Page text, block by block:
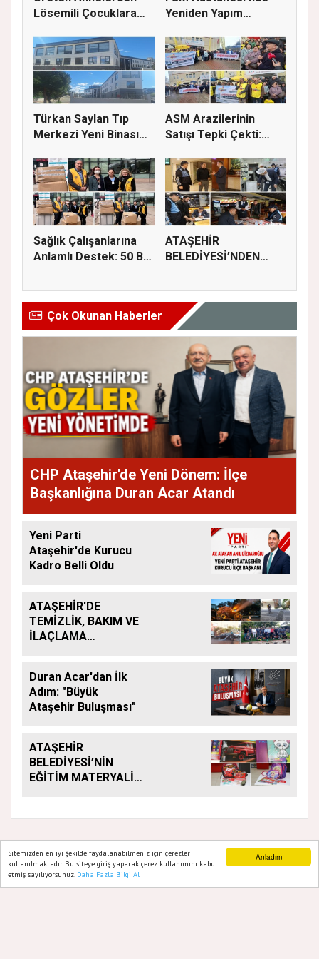
Anladım
Sitemizden en iyi şekilde faydalanabilmeniz için çerezler
kullanılmaktadır. Bu siteye giriş yaparak çerez kullanımını kabul
etmiş sayılıyorsunuz. Daha Fazla Bilgi Al
Lösemili Çocuklara
Yeniden Yapım
Türkan Saylan Tıp
Merkezi Yeni Binası
ASM Arazilerinin
Satışı Tepki Çekti:
Sağlık Çalışanlarına
Anlamlı Destek: 50 Bin
ATAŞEHİR
BELEDİYESİ’NDEN
İÇİN...
Çok Okunan Haberler
CHP Ataşehir'de Yeni Dönem: İlçe
Başkanlığına Duran Acar Atandı
Yeni Parti
Ataşehir'de Kurucu
Kadro Belli Oldu
ATAŞEHİR'DE
TEMİZLİK, BAKIM VE
İLAÇLAMA
Duran Acar'dan İlk
Adım: "Büyük
Ataşehir Buluşması"
ATAŞEHİR
BELEDİYESİ’NİN
EĞİTİM MATERYALİ
SÜRÜYOR
GAZETE ATAŞEHIR 2020
Yazılım |Onemsoft
Ana Sayfa Web TV